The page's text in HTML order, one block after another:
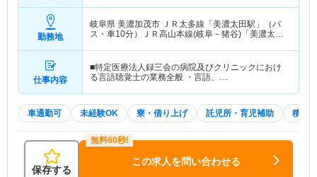
勤務地
岐阜県 美濃加茂市 ＪＲ太多線「美濃太田駅」（バ
ス・車10分）ＪＲ高山本線(岐阜－猪谷)「美濃太田
仕事内容
■特定医療法人録三会の病院及びクリニックにおけ
る言語聴覚士の業務全般 ・言語、…
車通勤可 未経験OK 寮・借り上げ 託児所・育児補助 積極
保存する
この求人を問い合わせる